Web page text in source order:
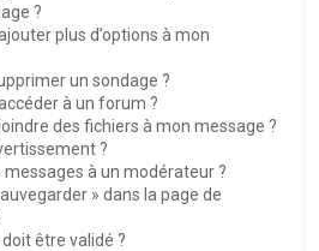
?
plus d’options à mon
un sondage ?
à un forum ?
des fichiers à mon message ?
?
à un modérateur ?
» dans la page de
être validé ?